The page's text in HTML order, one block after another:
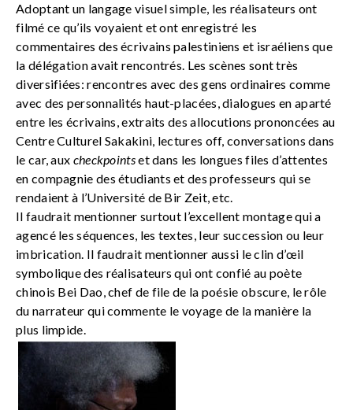
Adoptant un langage visuel simple, les réalisateurs ont
filmé ce qu’ils voyaient et ont enregistré les
commentaires des écrivains palestiniens et israéliens que
la délégation avait rencontrés. Les scènes sont très
diversifiées: rencontres avec des gens ordinaires comme
avec des personnalités haut-placées, dialogues en aparté
entre les écrivains, extraits des allocutions prononcées au
Centre Culturel Sakakini, lectures off, conversations dans
le car, aux checkpointset dans les longues files d’attentes
en compagnie des étudiants et des professeurs qui se
rendaient à l’Université de Bir Zeit, etc.
Il faudrait mentionner surtout l’excellent montage qui a
agencé les séquences, les textes, leur succession ou leur
imbrication. Il faudrait mentionner aussi le clin d’œil
symbolique des réalisateurs qui ont confié au poète
chinois Bei Dao, chef de file de la poésie obscure, le rôle
du narrateur qui commente le voyage de la manière la
plus limpide.